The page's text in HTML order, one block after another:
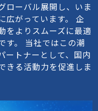
ローバル展開し、いま
広がっています。 企
をよりスムーズに最適
す。 当社ではこの潮
ートナーとして、国内
きる活動力を促進しま